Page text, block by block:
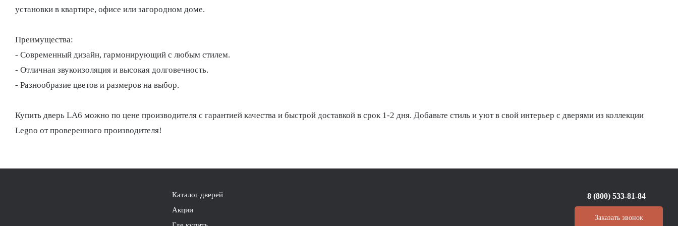
установки в квартире, офисе или загородном доме.
Преимущества:
- Современный дизайн, гармонирующий с любым стилем.
- Отличная звукоизоляция и высокая долговечность.
- Разнообразие цветов и размеров на выбор.
Купить дверь LA6 можно по цене производителя с гарантией качества и быстрой доставкой в срок 1-2 дня. Добавьте стиль и уют в свой интерьер с дверями из коллекции
Legno от проверенного производителя!
Каталог дверей
Акции
8 (800) 533-81-84
Заказать звонок